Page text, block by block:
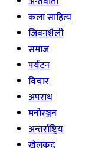
कला साहित्य
जिवनशैली
समाज
पर्यटन
विचार
अपराध
मनोरञ्जन
अन्तर्राष्ट्रिय